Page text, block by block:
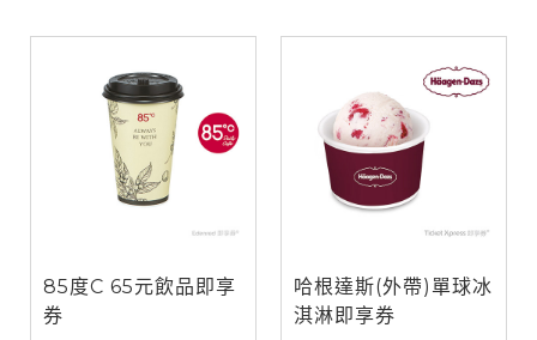
85度C 65元飲品即享
券
哈根達斯(外帶)單球冰
淇淋即享券